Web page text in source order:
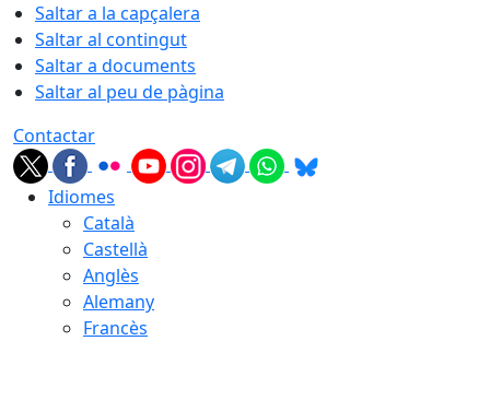
Saltar a la capçalera
Saltar al contingut
Saltar a documents
Saltar al peu de pàgina
Contactar
Idiomes
Català
Castellà
Anglès
Alemany
Francès